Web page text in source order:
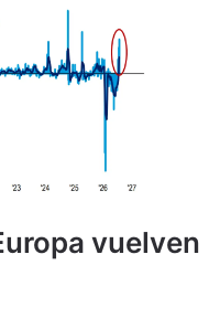
vuelven